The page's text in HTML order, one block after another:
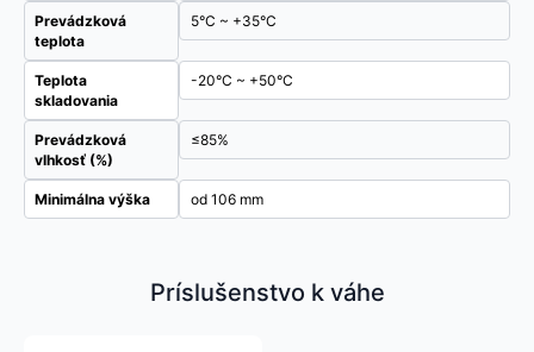
Prevádzková
teplota
5°C ~ +35°C
Teplota
skladovania
-20°C ~ +50°C
Prevádzková
vlhkosť (%)
≤85%
Minimálna výška od 106 mm
Príslušenstvo k váhe